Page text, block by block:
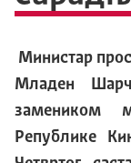
Министар
Младен
замеником
Републике